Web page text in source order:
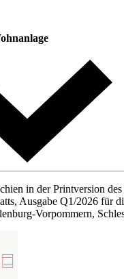
in der Printversion des
Ausgabe Q1/2026 für
Vorpommern,